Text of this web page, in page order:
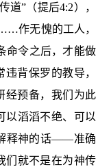
道”（提后4:2），
作无愧的工人，
命令之后，才能做
背保罗的教导，
经预备，我们为此
以滔滔不绝、可以
释神的话——准确
们就不是在为神传